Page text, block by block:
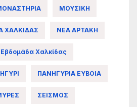
ΜΟΥΣΙΚΗ
ΧΑΛΚΙΔΑΣ ΝΕΑ ΑΡΤΑΚΗ
Χαλκίδας
ΠΑΝΗΓΥΡΙΑ ΕΥΒΟΙΑ
ΣΕΙΣΜΟΣ